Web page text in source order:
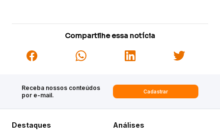
Compartilhe essa notícia
Receba nossos conteúdos
por e-mail.
Cadastrar
Destaques Análises